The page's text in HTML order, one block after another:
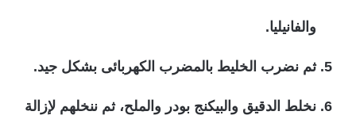
والفانيليا.
ثم نضرب الخليط بالمضرب الكهربائى بشكل جيد.
نخلط الدقيق والبيكنج بودر والملح، ثم ننخلهم لإزالة